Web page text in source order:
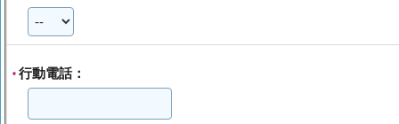
* 行動電話：